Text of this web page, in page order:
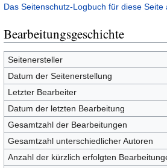
Das Seitenschutz-Logbuch für diese Seite
Bearbeitungsgeschichte
Seitenersteller
Datum der Seitenerstellung
Letzter Bearbeiter
Datum der letzten Bearbeitung
Gesamtzahl der Bearbeitungen
Gesamtzahl unterschiedlicher Autoren
Anzahl der kürzlich erfolgten